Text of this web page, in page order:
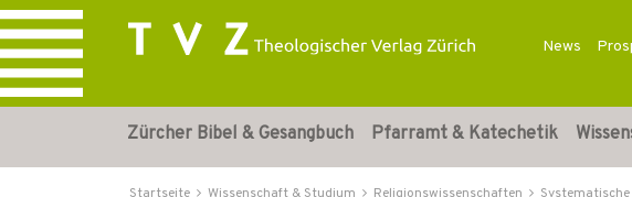
News
Zürcher Bibel & Gesangbuch Pfarramt & Katechetik